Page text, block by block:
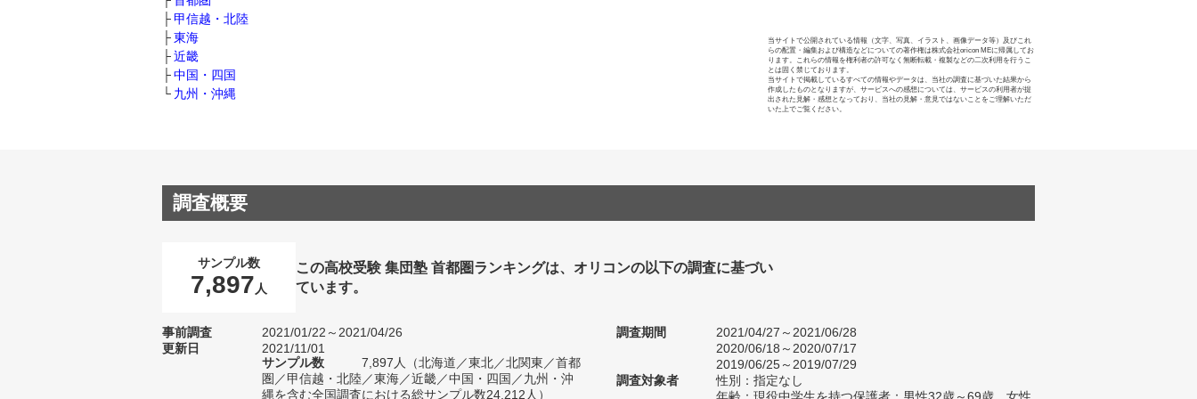
甲信越・北陸
東海
近畿
中国・四国
九州・沖縄
当サイトで公開されている情報（文字、写真、イラスト、画像データ等）及びこれ
らの配置・編集および構造などについての著作権は株式会社oricon MEに帰属してお
ります。これらの情報を権利者の許可なく無断転載・複製などの二次利用を行うこ
とは固く禁じております。
当サイトで掲載しているすべての情報やデータは、当社の調査に基づいた結果から
作成したものとなりますが、サービスへの感想については、サービスの利用者が提
出された見解・感想となっており、当社の見解・意見ではないことをご理解いただ
いた上でご覧ください。
調査概要
サンプル数
7,897 人
この高校受験 集団塾 首都圏ランキングは、オリコンの以下の調査に基づい
ています。
事前調査
2021/01/22～2021/04/26
更新日
2021/11/01
サンプル数
7,897人（北海道／東北／北関東／首都
圏／甲信越・北陸／東海／近畿／中国・四国／九州・沖
縄を含む全国調査における総サンプル数24,212人）
調査期間
2021/04/27～2021/06/28
2020/06/18～2020/07/17
2019/06/25～2019/07/29
調査対象者
性別：指定なし